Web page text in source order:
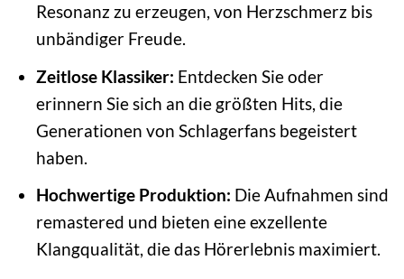
Resonanz zu erzeugen, von Herzschmerz bis
unbändiger Freude.
Zeitlose Klassiker: Entdecken Sie oder
erinnern Sie sich an die größten Hits, die
Generationen von Schlagerfans begeistert
haben.
Hochwertige Produktion: Die Aufnahmen sind
remastered und bieten eine exzellente
Klangqualität, die das Hörerlebnis maximiert.